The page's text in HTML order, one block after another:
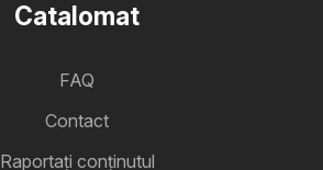
Catalomat
FAQ
Contact
Raportați conținutul